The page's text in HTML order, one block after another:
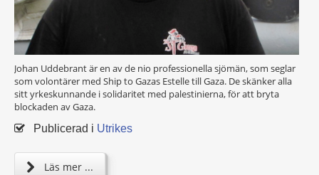
Johan Uddebrant är en av de nio professionella sjömän, som seglar
som volontärer med Ship to Gazas Estelle till Gaza. De skänker alla
sitt yrkeskunnande i solidaritet med palestinierna, för att bryta
blockaden av Gaza.
Publicerad i Utrikes
Läs mer ...